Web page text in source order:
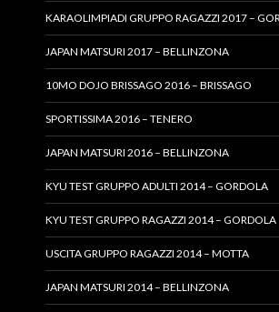
KARAOLIMPIADI GRUPPO RAGAZZI 2017 –
JAPAN MATSURI 2017 – BELLINZONA
10MO DOJO BRISSAGO 2016 – BRISSAGO
SPORTISSIMA 2016 – TENERO
JAPAN MATSURI 2016 – BELLINZONA
KYU TEST GRUPPO ADULTI 2014 – GORDOLA
KYU TEST GRUPPO RAGAZZI 2014 – GORDOLA
USCITA GRUPPO RAGAZZI 2014 – MOTTA
JAPAN MATSURI 2014 – BELLINZONA